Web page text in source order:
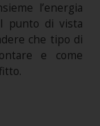
l’energia
punto di vista
che tipo di
e come